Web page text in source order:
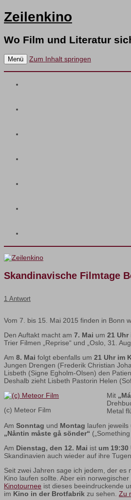
Zeilenkino
Wo Film und Literatur
Menü Zum Inhalt springen
Skandinavische Filmtage
1 Antwort
Vom 7. bis 15. Mai 2015 finden in Bonn
Den Auftakt macht am 7. Mai um 21
Trier Filmen „Reprise“ und „Oslo, 31.
Am 8. Mai folgt ebenfalls um 21 Uhr im
Jungen Drengen (Frederik Christian
Lisbeth (Signe Egholm-Olsen) den
Deshalb zieht Lisbeth Pastorin Helen
(c) Meteor Film
Mit
Metal
Am Sonntag und Montag laufen jeweils
„Nåntin måste gå sönder“
Am Dienstag, den 12. Mai ist um 19:30
Skandinavien auch wieder auf ihre
Seit zwei Jahren sage ich jedem, der es
Kino laufen sollte. Aber ein
Kinotournee ist dieses beeindruckende
im Kino in der Brotfabrik zu sehen. Zu